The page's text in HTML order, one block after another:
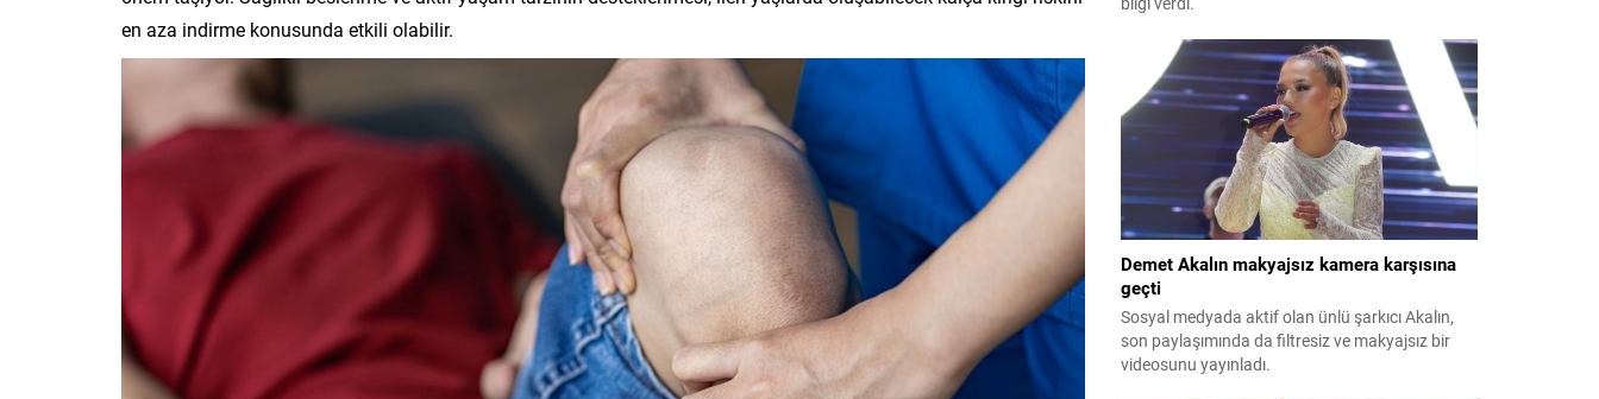
en aza indirme konusunda etkili olabilir.
Demet Akalın makyajsız kamera karşısına
geçti
Sosyal medyada aktif olan ünlü şarkıcı Akalın,
son paylaşımında da filtresiz ve makyajsız bir
videosunu yayınladı.